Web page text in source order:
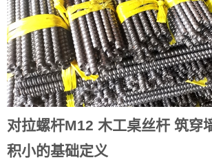
对拉螺杆M12 木工桌丝杆 筑穿
积小的基础定义